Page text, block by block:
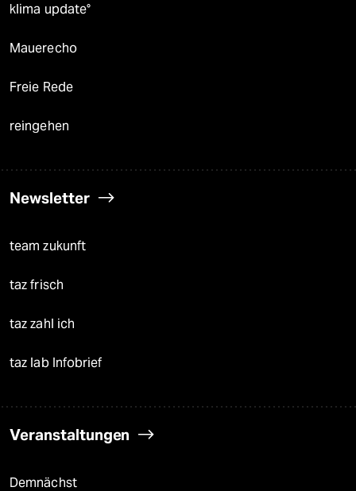
klima update°
Mauerecho
Freie Rede
reingehen
Newsletter
team zukunft
taz frisch
taz zahl ich
taz lab Infobrief
Veranstaltungen
Demnächst